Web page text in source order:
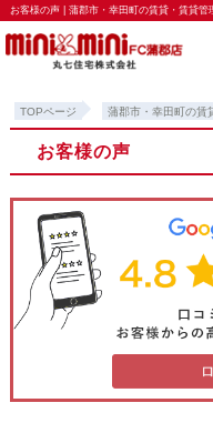
お客様の声 | 蒲郡市・幸田町の賃貸・賃貸
TOPページ 蒲郡市・幸田町の賃
お客様の声